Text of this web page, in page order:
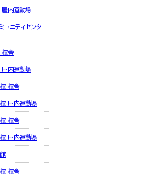
屋内運動場
ュニティセンタ
校舎
屋内運動場
校舎
屋内運動場
校 校舎
校 屋内運動場
校舎